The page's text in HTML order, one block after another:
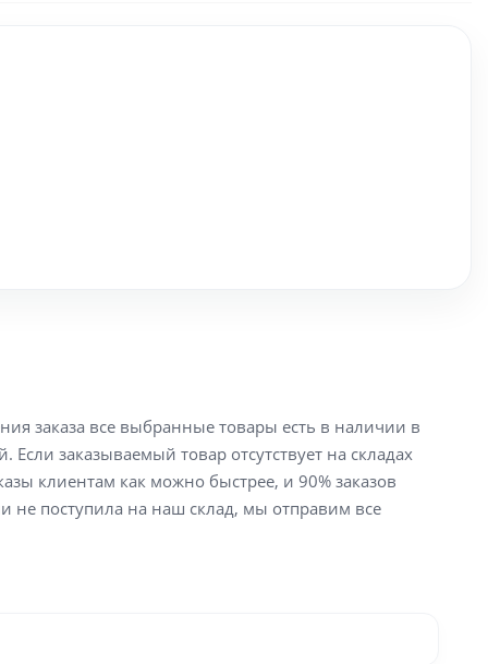
заказа все выбранные товары есть в наличии в
заказываемый товар отсутствует на складах
клиентам как можно быстрее, и 90% заказов
не поступила на наш склад, мы отправим все